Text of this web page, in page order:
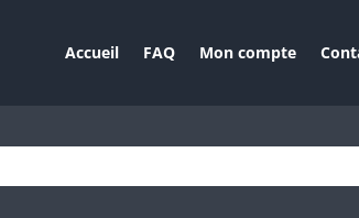
Accueil FAQ Mon compte